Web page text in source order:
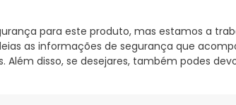
para este produto, mas estamos a
as informações de segurança que
disso, se desejares, também podes